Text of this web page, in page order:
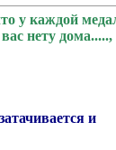
у каждой
нету дома.....,
и